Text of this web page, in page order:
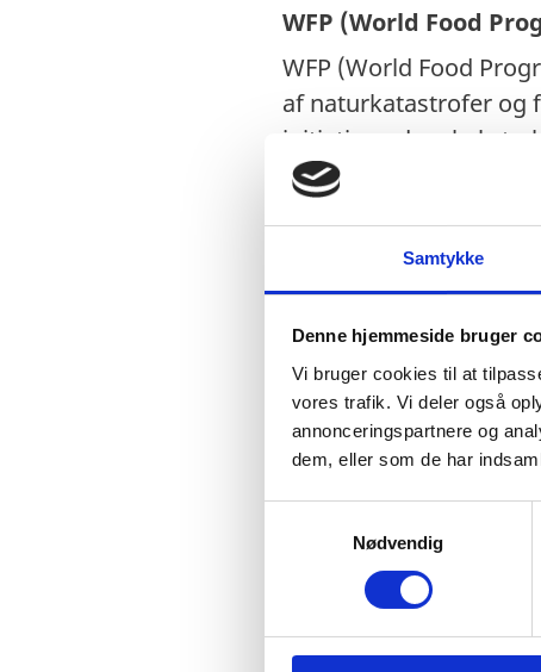
Samtykke
Denne hjemmeside bruger
Vi bruger cookies til at
vores trafik. Vi deler også
annonceringspartnere og
dem, eller som de har
Nødvendig
WFP (World Food
WFP (World Food
af naturkatastrofer og
initiativer, der skal